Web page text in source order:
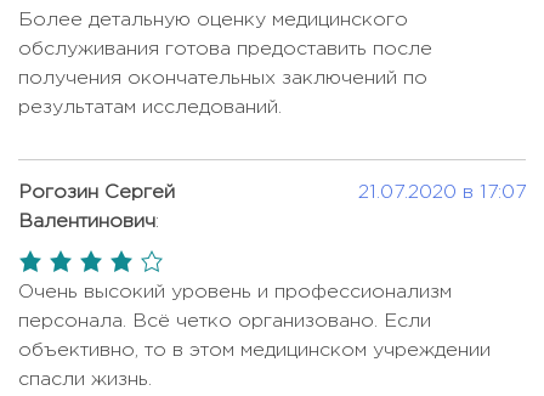
Комплексная диагностика рака
груди
Комплексная диагностика рака
предстательной железы
Комплексная диагностика рака
щитовидной железы
Комплексная диагностика
рассеянного склероза
4500 USD -
5600 USD
Иммунотерапия
3800 USD -
5000 USD
Иммунотерапия при раке простаты 2500 USD
Имплантация системы ApiFix
Интрабим (Интраоперационная
радиотерапия)
Искусственное оплодотворение
(ЭКО)
Более детальную оценку медицинского
обслуживания готова предоставить после
получения окончательных заключений по
результатам исследований.
Рогозин Сергей
Валентинович:
21.07.2020 в 17:07
4,0
rating
Очень высокий уровень и профессионализм
персонала. Всё четко организовано. Если
объективно, то в этом медицинском учреждении
спасли жизнь.